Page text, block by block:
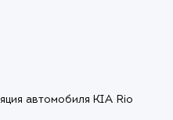
автомобиля KIA Rio